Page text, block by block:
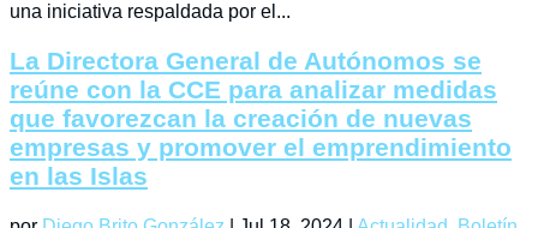
sesiones preparatorias del programa ‘Next Agora Canarias’,
una iniciativa respaldada por el...
La Directora General de Autónomos se
reúne con la CCE para analizar medidas
que favorezcan la creación de nuevas
empresas y promover el emprendimiento
en las Islas